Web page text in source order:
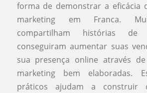
forma de demonstrar a eficácia
marketing em Franca.
compartilham histórias de
conseguiram aumentar suas
sua presença online através
marketing bem elaboradas.
práticos ajudam a construir